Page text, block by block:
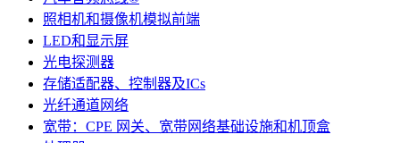
照相机和摄像机模拟前端
LED和显示屏
光电探测器
存储适配器、控制器及ICs
光纤通道网络
宽带：CPE 网关、宽带网络基础设施和机顶盒